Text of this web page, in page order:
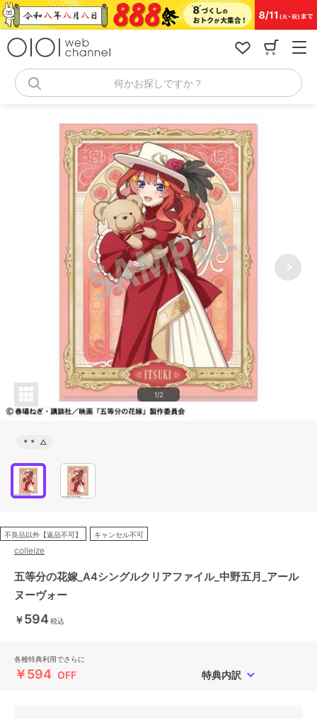
コ
ン
何かお探しですか？
1/2
＊＊ △
不良品以外【返品不可】 キャンセル不可
colleize
五等分の花嫁_A4シングルクリアファイル_中野五月_アール
ヌーヴォー
￥594 税込
各種特典利用でさらに
￥594 OFF 特典内訳